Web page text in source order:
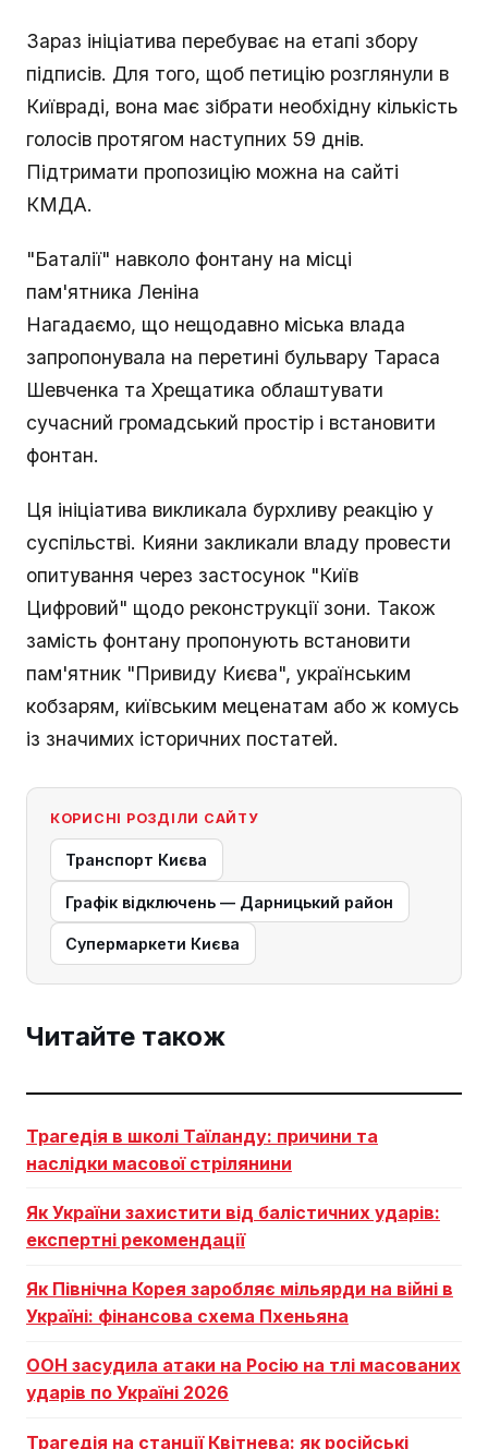
Зараз ініціатива перебуває на етапі збору
підписів. Для того, щоб петицію розглянули в
Київраді, вона має зібрати необхідну кількість
голосів протягом наступних 59 днів.
Підтримати пропозицію можна на сайті
КМДА.
"Баталії" навколо фонтану на місці
пам'ятника Леніна
Нагадаємо, що нещодавно міська влада
запропонувала на перетині бульвару Тараса
Шевченка та Хрещатика облаштувати
сучасний громадський простір і встановити
фонтан.
Ця ініціатива викликала бурхливу реакцію у
суспільстві. Кияни закликали владу провести
опитування через застосунок "Київ
Цифровий" щодо реконструкції зони. Також
замість фонтану пропонують встановити
пам'ятник "Привиду Києва", українським
кобзарям, київським меценатам або ж комусь
із значимих історичних постатей.
КОРИСНІ РОЗДІЛИ САЙТУ
Транспорт Києва
Графік відключень — Дарницький район
Супермаркети Києва
Читайте також
Трагедія в школі Таїланду: причини та
наслідки масової стрілянини
Як України захистити від балістичних ударів:
експертні рекомендації
Як Північна Корея заробляє мільярди на війні в
Україні: фінансова схема Пхеньяна
ООН засудила атаки на Росію на тлі масованих
ударів по Україні 2026
Трагедія на станції Квітнева: як російські